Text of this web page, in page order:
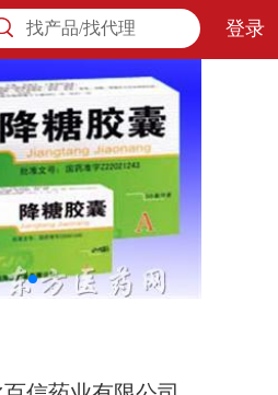
找产品/找代理 登录